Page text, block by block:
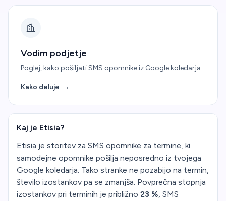
Vodim podjetje
Poglej, kako pošiljati SMS opomnike iz Google koledarja.
Kako deluje →
Kaj je Etisia?
Etisia je storitev za SMS opomnike za termine, ki
samodejne opomnike pošilja neposredno iz tvojega
Google koledarja. Tako stranke ne pozabijo na termin,
število izostankov pa se zmanjša. Povprečna stopnja
izostankov pri terminih je približno 23 %, SMS